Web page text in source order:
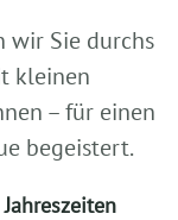
wir Sie durchs
kleinen
– für einen
begeistert.